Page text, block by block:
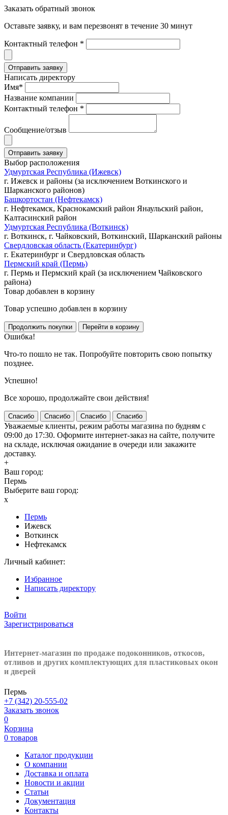
Заказать обратный звонок
Оставьте заявку, и вам перезвонят в течение 30 минут
Контактный телефон *
Написать директору
Имя*
Название компании
Контактный телефон *
Сообщение/отзыв
Выбор расположения
Удмуртская Республика (Ижевск)
г. Ижевск и районы (за исключением Воткинского и
Шарканского районов)
Башкортостан (Нефтекамск)
г. Нефтекамск, Краснокамский район Янаульский район,
Калтасинский район
Удмуртская Республика (Воткинск)
г. Воткинск, г. Чайковский, Воткинский, Шарканский районы
Свердловская область (Екатеринбург)
г. Екатеринбург и Свердловская область
Пермский край (Пермь)
г. Пермь и Пермский край (за исключением Чайковского
района)
Товар добавлен в корзину
Товар успешно добавлен в корзину
Ошибка!
Что-то пошло не так. Попробуйте повторить свою попытку
позднее.
Успешно!
Все хорошо, продолжайте свои действия!
Спасибо Спасибо Спасибо Спасибо
Уважаемые клиенты, режим работы магазина по будням с
09:00 до 17:30. Оформите интернет-заказ на сайте, получите
на складе, исключая ожидание в очереди или закажите
доставку.
+
Ваш город:
Пермь
Выберите ваш город:
x
Пермь
Ижевск
Воткинск
Нефтекамск
Личный кабинет:
Избранное
Написать директору
Войти
Зарегистрироваться
Интернет-магазин по продаже подоконников, откосов,
отливов и других комплектующих для пластиковых окон
и дверей
Пермь
+7 (342) 20-555-02
Заказать звонок
0
Корзина
0 товаров
Каталог продукции
О компании
Доставка и оплата
Новости и акции
Статьи
Документация
Контакты